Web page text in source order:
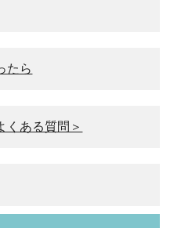
たら
くある質問＞